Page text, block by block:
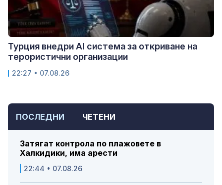
ПОСЛЕДНИ ЧЕТЕНИ
Затягат контрола по плажовете в
Халкидики, има арести
22:44 • 07.08.26
Турция внедри AI система за откриване на
терористични организации
22:27 • 07.08.26